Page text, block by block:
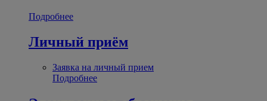
Подробнее
Личный приём
Заявка на личный прием
Подробнее